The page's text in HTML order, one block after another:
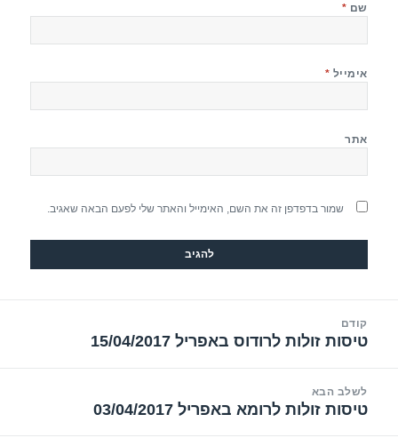
שם *
אימייל *
אתר
שמור בדפדפן זה את השם, האימייל והאתר שלי לפעם הבאה שאגיב.
קודם
הפוסט
טיסות זולות לרודוס באפריל 15/04/2017
לשלב הבא
הפוסט
טיסות זולות לרומא באפריל 03/04/2017